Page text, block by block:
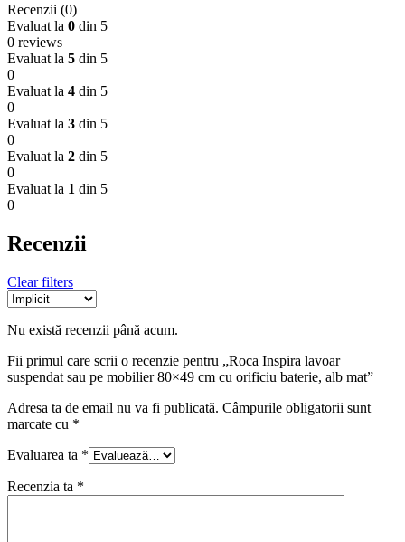
Recenzii (0)
Evaluat la 0 din 5
0 reviews
Evaluat la 5 din 5
0
Evaluat la 4 din 5
0
Evaluat la 3 din 5
0
Evaluat la 2 din 5
0
Evaluat la 1 din 5
0
Recenzii
Clear filters
Nu există recenzii până acum.
Fii primul care scrii o recenzie pentru „Roca Inspira lavoar
suspendat sau pe mobilier 80×49 cm cu orificiu baterie, alb mat”
Adresa ta de email nu va fi publicată. Câmpurile obligatorii sunt
marcate cu *
Evaluarea ta *
Recenzia ta *